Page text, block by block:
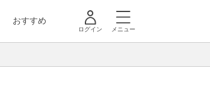
おすすめ
ログイン メニュー